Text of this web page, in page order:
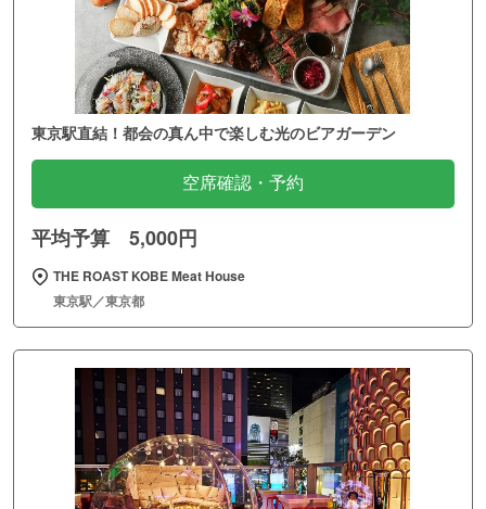
東京駅直結！都会の真ん中で楽しむ光のビアガーデン
空席確認・予約
平均予算 5,000円
THE ROAST KOBE Meat House
東京駅／東京都